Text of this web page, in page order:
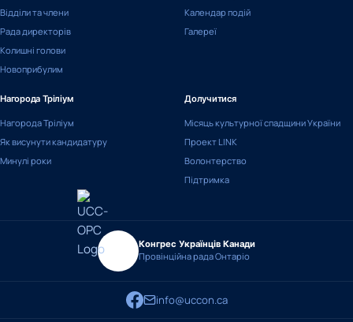
Відділи та члени
Рада директорів
Колишні голови
Новоприбулим
Календар подій
Галереї
Нагорода Тріліум
Нагорода Тріліум
Як висунути кандидатуру
Минулі роки
Долучитися
Місяць культурної спадщини України
Проект LINK
Волонтерство
Підтримка
Конгрес Українців Канади
Провінційна рада Онтаріо
info@uccon.ca